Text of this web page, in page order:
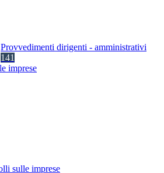
Provvedimenti dirigenti - amministrativi
141
imprese
sulle imprese